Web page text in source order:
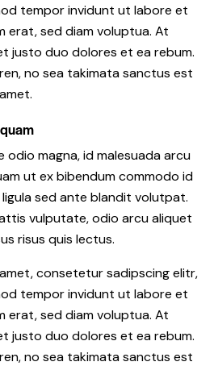
tempor invidunt ut labore et
erat, sed diam voluptua. At
justo duo dolores et ea rebum.
no sea takimata sanctus est
magna, id malesuada arcu
ut ex bibendum commodo id
ligula sed ante blandit volutpat.
vulputate, odio arcu aliquet
risus quis lectus.
consetetur sadipscing elitr,
tempor invidunt ut labore et
erat, sed diam voluptua. At
justo duo dolores et ea rebum.
no sea takimata sanctus est